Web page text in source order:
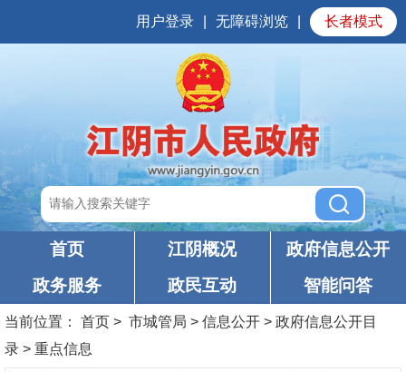
用户登录 无障碍浏览 长者模式
首页 江阴概况
政府信息公开
政务服务
政民互动 智能问答
当前位置： 首页 > 市城管局 > 信息公开 > 政府信息公开目
录 > 重点信息